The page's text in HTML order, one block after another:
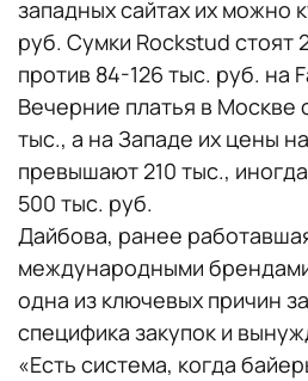
западных сайтах их можно
руб. Сумки Rockstud стоят
против 84-126 тыс. руб. на
Вечерние платья в Москве
тыс., а на Западе их цены
превышают 210 тыс.,
500 тыс. руб.
Дайбова, ранее
международными
одна из ключевых причин
специфика закупок и
«Есть система, когда